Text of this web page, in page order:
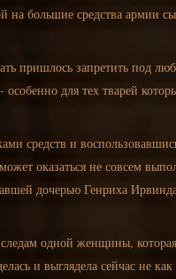
на большие средства армии
пришлось запретить под
для тех тварей
средств и
оказаться не совсем
дочерью Генриха
одной женщины, которая
и выглядела сейчас не как